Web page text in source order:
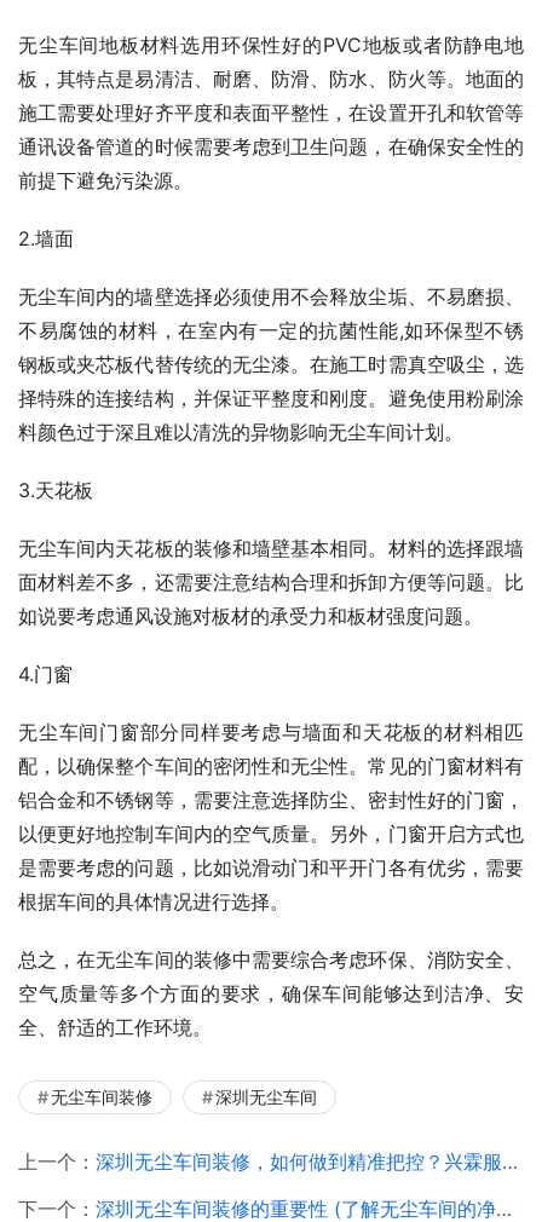
无尘车间地板材料选用环保性好的PVC地板或者防静电地
板，其特点是易清洁、耐磨、防滑、防水、防火等。地面的
施工需要处理好齐平度和表面平整性，在设置开孔和软管等
通讯设备管道的时候需要考虑到卫生问题，在确保安全性的
前提下避免污染源。
2.墙面
无尘车间内的墙壁选择必须使用不会释放尘垢、不易磨损、
不易腐蚀的材料，在室内有一定的抗菌性能,如环保型不锈
钢板或夹芯板代替传统的无尘漆。在施工时需真空吸尘，选
择特殊的连接结构，并保证平整度和刚度。避免使用粉刷涂
料颜色过于深且难以清洗的异物影响无尘车间计划。
3.天花板
无尘车间内天花板的装修和墙壁基本相同。材料的选择跟墙
面材料差不多，还需要注意结构合理和拆卸方便等问题。比
如说要考虑通风设施对板材的承受力和板材强度问题。
4.门窗
无尘车间门窗部分同样要考虑与墙面和天花板的材料相匹
配，以确保整个车间的密闭性和无尘性。常见的门窗材料有
铝合金和不锈钢等，需要注意选择防尘、密封性好的门窗，
以便更好地控制车间内的空气质量。另外，门窗开启方式也
是需要考虑的问题，比如说滑动门和平开门各有优劣，需要
根据车间的具体情况进行选择。
总之，在无尘车间的装修中需要综合考虑环保、消防安全、
空气质量等多个方面的要求，确保车间能够达到洁净、安
全、舒适的工作环境。
无尘车间装修 深圳无尘车间
上一个： 深圳无尘车间装修，如何做到精准把控？兴霖服务体验分享
下一个： 深圳无尘车间装修的重要性 (了解无尘车间的净化标准)